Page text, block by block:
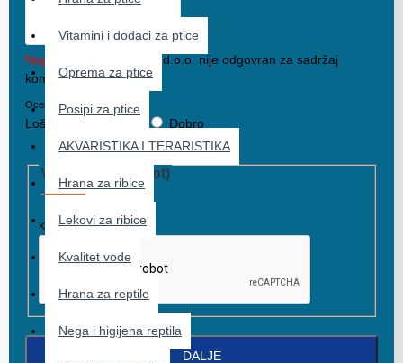
Vitamini i dodaci za ptice
Oprema za ptice
Posipi za ptice
AKVARISTIKA I TERARISTIKA
Hrana za ribice
Lekovi za ribice
Kvalitet vode
Hrana za reptile
Nega i higijena reptila
Napomena:
Urban Pets d.o.o. nije odgovran za sadržaj
komentara!
Ocena
Loše Dobro
Validacija (anti-bot)
Kompletirajte validaciju
DALJE